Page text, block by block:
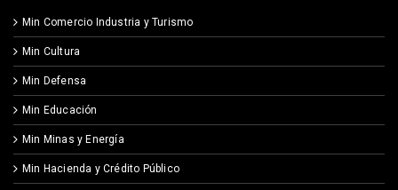
Min Comercio Industria y Turismo
Min Cultura
Min Defensa
Min Educación
Min Minas y Energía
Min Hacienda y Crédito Público